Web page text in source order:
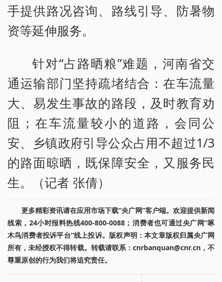
手提供路况咨询、路线引导、防暑物
资等延伸服务。
针对“占路晒粮”难题，河南省交
通运输部门坚持疏堵结合：在车流量
大、易发生事故的路段，及时教育劝
阻；在车流量较小的道路，会同公
安、乡镇政府引导公众占用不超过1/3
的路面晾晒，既保障安全，又服务民
生。（记者 张倩）
更多精彩资讯请在应用市场下载“央广网”客户端。欢迎提供新闻
线索，24小时报料热线400-800-0088；消费者也可通过央广网“啄
木鸟消费者投诉平台”线上投诉。版权声明：本文章版权归属央广网
所有，未经授权不得转载。转载请联系：cnrbanquan@cnr.cn，不
尊重原创的行为我们将追究责任。